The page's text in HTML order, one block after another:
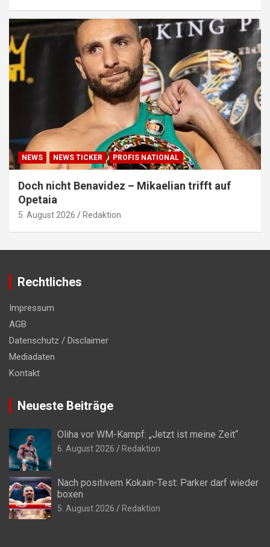
NEWS NEWS TICKER PROFIS NATIONAL
Doch nicht Benavidez – Mikaelian trifft auf
Opetaia
5. August 2026 Redaktion
Rechtliches
Impressum
AGB
Datenschutz / Disclaimer
Mediadaten
Kontakt
Neueste Beiträge
Oliha vor WM-Kampf: „Jetzt ist meine Zeit“
6. August 2026 Redaktion
Nach positivem Kokain-Test: Parker darf wieder
boxen
5. August 2026 Redaktion